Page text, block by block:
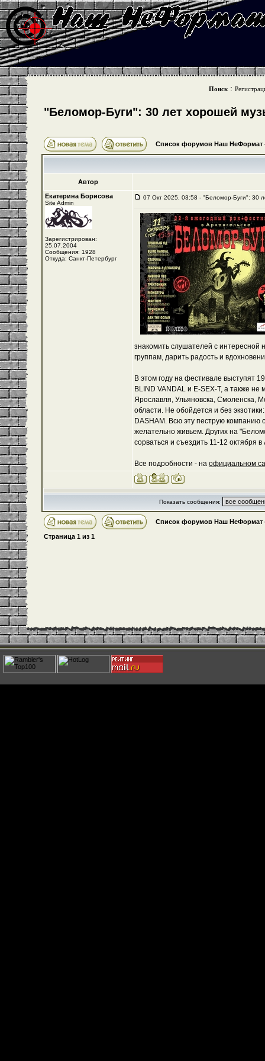
Поиск :
"Беломор-Буги": 30 лет хорошей
Список форумов Наш НеФормат
Автор
Екатерина Борисова
Site Admin
Зарегистрирован:
25.07.2004
Сообщения: 1928
Откуда: Санкт-Петербург
07 Окт 2025, 03:58 - "Беломор-Буги": 30
знакомить слушателей с интересной
группам, дарить радость и
В этом году на фестивале выступят
BLIND VANDAL и E-SEX-Т, а также
Ярославля, Ульяновска, Смоленска,
области. Не обойдется и без
DASHAM. Всю эту пеструю компанию
желательно живьем. Других на
сорваться и съездить 11-12 октября
Все подробности - на официальном
Показать сообщения:
Список форумов Наш НеФормат
Страница 1 из 1